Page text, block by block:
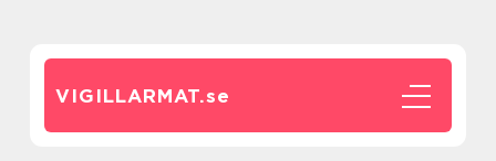
VIGILLARMAT.se